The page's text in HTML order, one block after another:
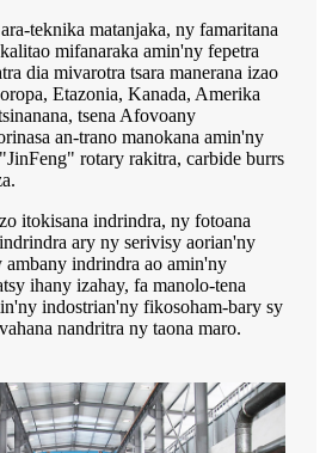
teknika matanjaka, ny famaritana
mifanaraka amin'ny fepetra
dia mivarotra tsara manerana izao
Etazonia, Kanada, Amerika
tsena Afovoany
an-trano manokana amin'ny
rotary rakitra, carbide burrs
itokisana indrindra, ny fotoana
ary ny serivisy aorian'ny
indrindra ao amin'ny
ihany izahay, fa manolo-tena
indostrian'ny fikosoham-bary sy
nandritra ny taona maro.